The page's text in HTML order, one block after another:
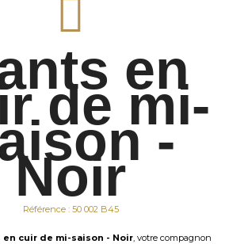
en
de mi-
-
Noir
Référence : 50 002 B45
en cuir de mi-saison - Noir, votre compagnon